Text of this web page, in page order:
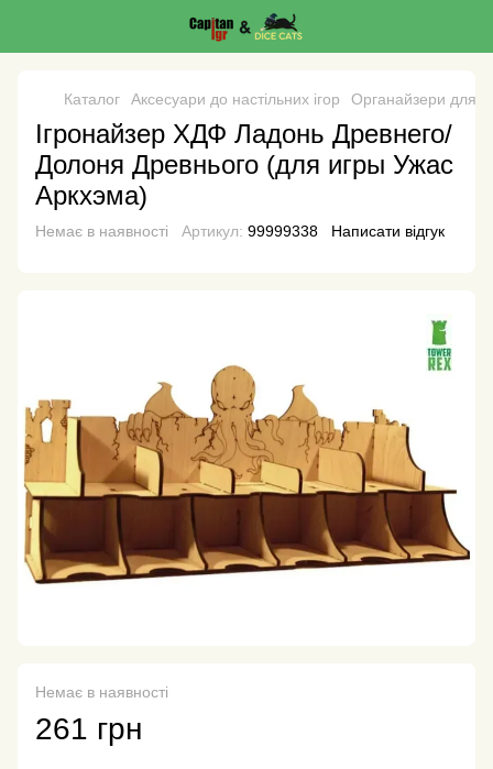
Каталог Аксесуари до настільних ігор Органайзери для
Ігронайзер ХДФ Ладонь Древнего/
Долоня Древнього (для игры Ужас
Аркхэма)
Немає в наявності Артикул: 99999338 Написати відгук
Немає в наявності
261 грн